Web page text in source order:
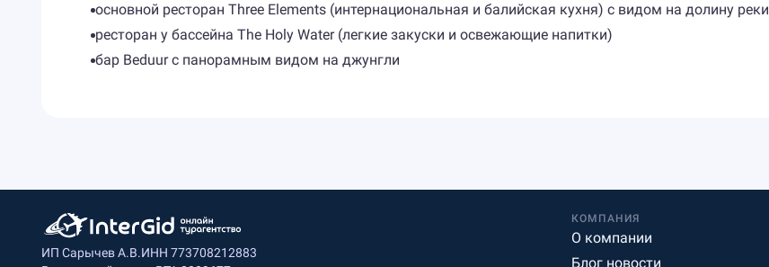
основной ресторан Three Elements (интернациональная и балийская кухня) с видом на долину реки
ресторан у бассейна The Holy Water (легкие закуски и освежающие напитки)
бар Beduur с панорамным видом на джунгли
ИП Сарычев А.В.ИНН 773708212883
КОМПАНИЯ
О компании
Блог новости